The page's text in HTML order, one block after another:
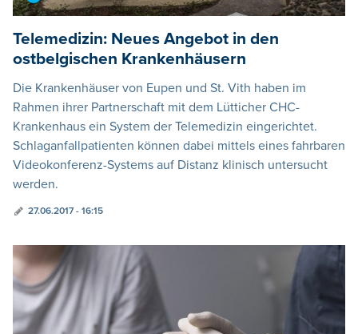
Telemedizin: Neues Angebot in den
ostbelgischen Krankenhäusern
Die Krankenhäuser von Eupen und St. Vith haben im
Rahmen ihrer Partnerschaft mit dem Lütticher CHC-
Krankenhaus ein System der Telemedizin eingerichtet.
Schlaganfallpatienten können dabei mittels eines fahrbaren
Videokonferenz-Systems auf Distanz klinisch untersucht
werden.
27.06.2017 - 16:15